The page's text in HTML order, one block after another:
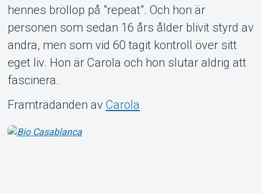
hennes bröllop på "repeat". Och hon är
personen som sedan 16 års ålder blivit styrd av
andra, men som vid 60 tagit kontroll över sitt
eget liv. Hon är Carola och hon slutar aldrig att
fascinera.
Framträdanden av Carola